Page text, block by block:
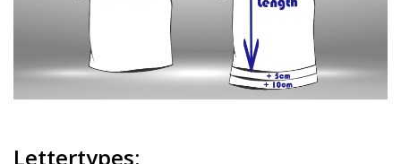
Lettertypes: